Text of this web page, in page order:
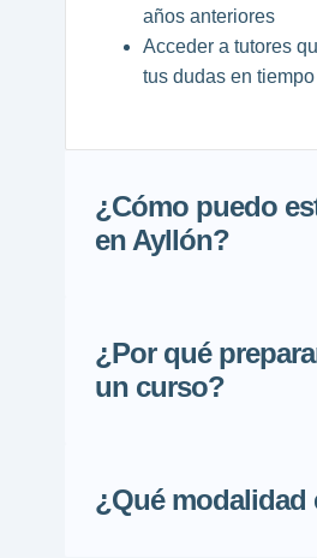
años anteriores
Acceder a tutores
tus dudas en tiempo
¿Cómo puedo
en Ayllón?
¿Por qué
un curso?
¿Qué modalidad